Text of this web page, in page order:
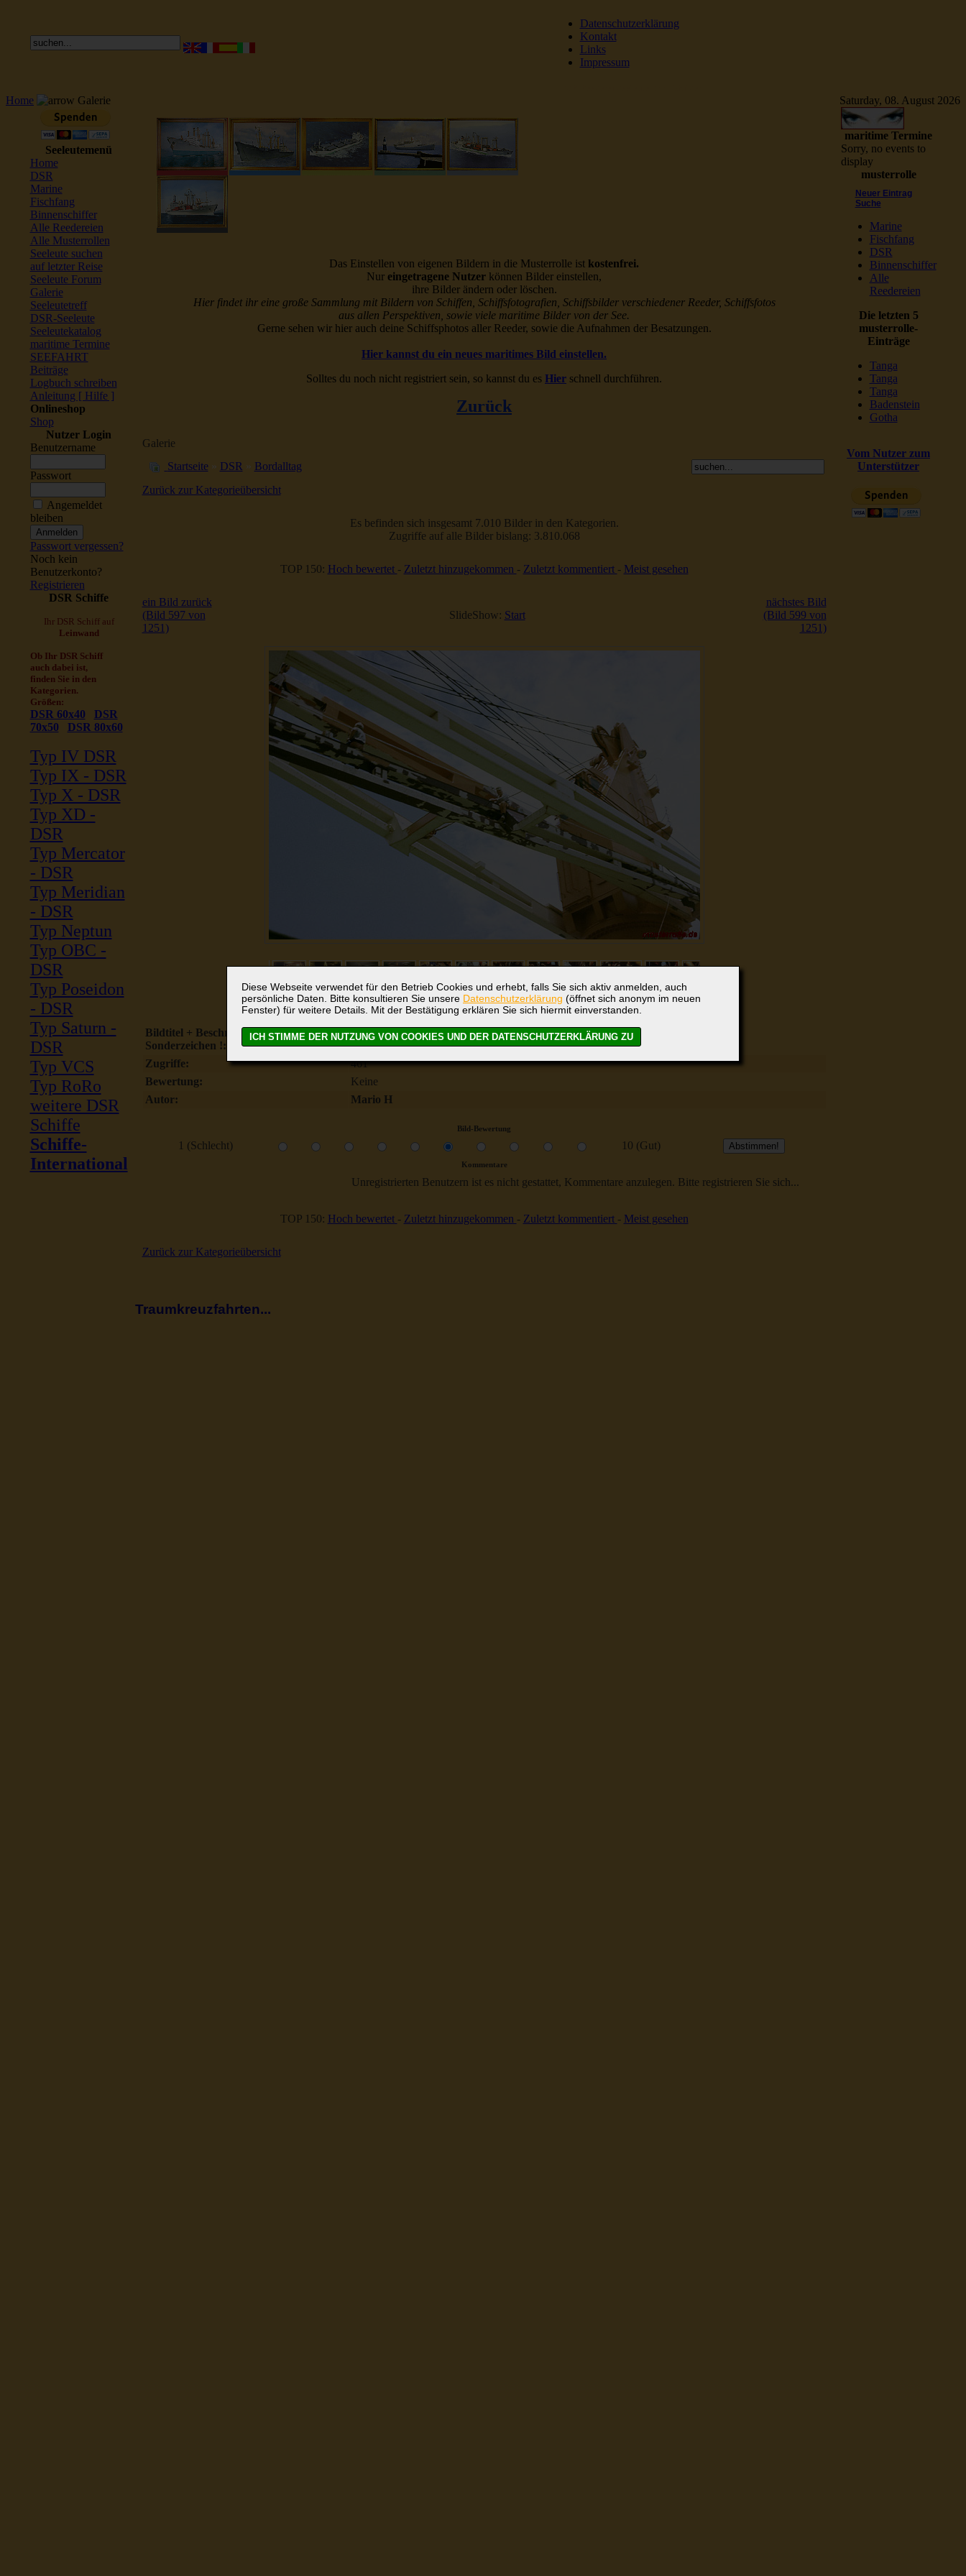
Diese Webseite verwendet für den Betrieb Cookies und erhebt, falls Sie sich aktiv anmelden, auch
persönliche Daten. Bitte konsultieren Sie unsere Datenschutzerklärung (öffnet sich anonym im neuen
Fenster) für weitere Details. Mit der Bestätigung erklären Sie sich hiermit einverstanden.
Datenschutzerklärung
Kontakt
Links
Impressum
Home Galerie Saturday, 08. August 2026
Seeleutemenü
Home
DSR
Marine
Fischfang
Binnenschiffer
Alle Reedereien
Alle Musterrollen
Seeleute suchen
auf letzter Reise
Seeleute Forum
Galerie
Seeleutetreff
DSR-Seeleute
Seeleutekatalog
maritime Termine
SEEFAHRT
Beiträge
Logbuch schreiben
Anleitung [ Hilfe ]
Onlineshop
Shop
Nutzer Login
Benutzername
Passwort
Angemeldet
bleiben
Passwort vergessen?
Noch kein
Benutzerkonto?
Registrieren
DSR Schiffe
Ihr DSR Schiff auf
Leinwand
Ob Ihr DSR Schiff
auch dabei ist,
finden Sie in den
Kategorien.
Größen:
DSR 60x40
DSR
70x50
DSR 80x60
Typ IV DSR
Typ IX - DSR
Typ X - DSR
Typ XD -
DSR
Typ Mercator
- DSR
Typ Meridian
- DSR
Typ Neptun
Typ OBC -
DSR
Typ Poseidon
- DSR
Typ Saturn -
DSR
Typ VCS
Typ RoRo
weitere DSR
Schiffe
Schiffe-
International
Das Einstellen von eigenen Bildern in die Musterrolle ist kostenfrei.
Nur eingetragene Nutzer können Bilder einstellen,
ihre Bilder ändern oder löschen.
Hier findet ihr eine große Sammlung mit Bildern von Schiffen, Schiffsfotografien, Schiffsbilder verschiedener Reeder, Schiffsfotos
aus allen Perspektiven, sowie viele maritime Bilder von der See.
Gerne sehen wir hier auch deine Schiffsphotos aller Reeder, sowie die Aufnahmen der Besatzungen.
Hier kannst du ein neues maritimes Bild einstellen.
Solltes du noch nicht registriert sein, so kannst du es Hier schnell durchführen.
Zurück
Galerie
Startseite» DSR » Bordalltag
Zurück zur Kategorieübersicht
Es befinden sich insgesamt 7.010 Bilder in den Kategorien.
Zugriffe auf alle Bilder bislang: 3.810.068
TOP 150: Hoch bewertet - Zuletzt hinzugekommen - Zuletzt kommentiert - Meist gesehen
ein Bild zurück
(Bild 597 von
1251)
SlideShow: Start
nächstes Bild
(Bild 599 von
1251)
Hennigsdorf
Bildtitel + Beschreibung ohne
Sonderzeichen !:
arbeiten am Kranausleger 1988
Zugriffe:
461
Bewertung:
Keine
Autor:
Mario H
Bild-Bewertung
1 (Schlecht) 10 (Gut)
Kommentare
Unregistrierten Benutzern ist es nicht gestattet, Kommentare anzulegen. Bitte registrieren Sie sich...
TOP 150: Hoch bewertet - Zuletzt hinzugekommen - Zuletzt kommentiert - Meist gesehen
Zurück zur Kategorieübersicht
Traumkreuzfahrten...
maritime Termine
Sorry, no events to
display
musterrolle
Neuer Eintrag
Suche
Marine
Fischfang
DSR
Binnenschiffer
Alle
Reedereien
Die letzten 5
musterrolle-
Einträge
Tanga
Tanga
Tanga
Badenstein
Gotha
Vom Nutzer zum
Unterstützer